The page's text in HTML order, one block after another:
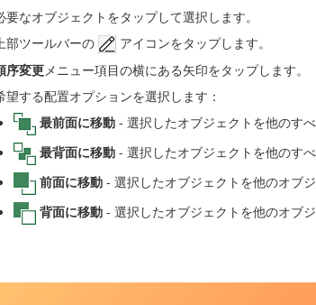
要なオブジェクトをタップして選択します。
部ツールバーの
アイコンをタップします。
序変更メニュー項目の横にある矢印をタップします。
望する配置オプションを選択します：
最前面に移動 - 選択したオブジェクトを他のす
最背面に移動 - 選択したオブジェクトを他のす
前面に移動 - 選択したオブジェクトを他のオブ
背面に移動 - 選択したオブジェクトを他のオブ